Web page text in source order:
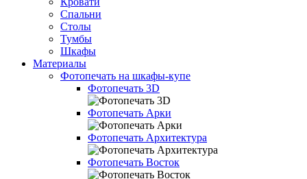
Спальни
Столы
Тумбы
Шкафы
Материалы
Фотопечать на шкафы-купе
Фотопечать 3D
Фотопечать Арки
Фотопечать Архитектура
Фотопечать Восток